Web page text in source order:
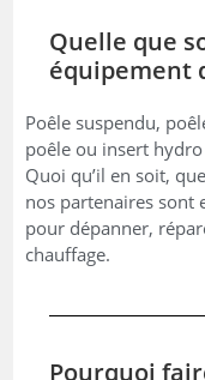
Quelle que
équipement
Poêle suspendu,
poêle ou insert hydro
Quoi qu’il en soit,
nos partenaires sont
pour dépanner,
chauffage.
Pourquoi